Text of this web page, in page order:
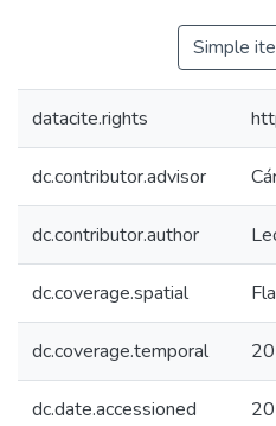
Simple
datacite.rights
dc.contributor.advisor
dc.contributor.author
dc.coverage.spatial
dc.coverage.temporal
dc.date.accessioned